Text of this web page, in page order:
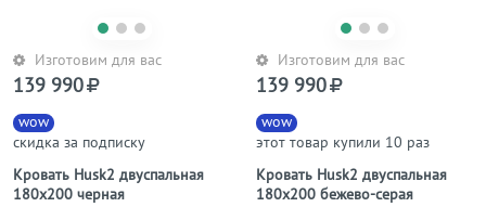
Изготовим для вас
Кровать Husk2 двуспальная
180х200 черная
wow
скидка за подписку
139 990
Изготовим для вас
Кровать Husk2 двуспальная
180х200 бежево-серая
wow
этот товар купили 10 раз
139 990